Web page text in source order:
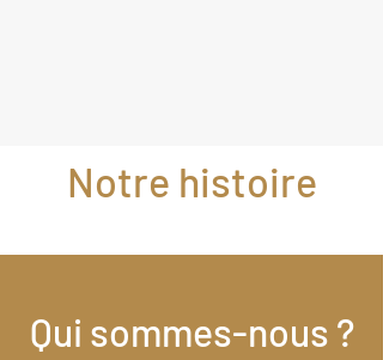
Notre histoire
Qui sommes-nous ?